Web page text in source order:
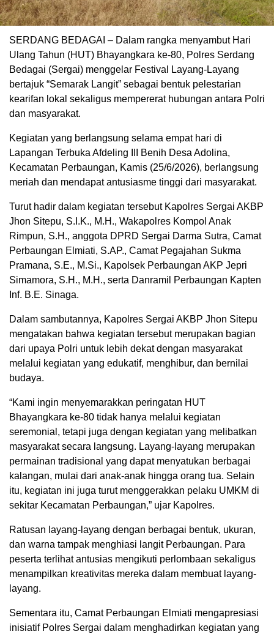
SERDANG BEDAGAI – Dalam rangka menyambut Hari
Ulang Tahun (HUT) Bhayangkara ke-80, Polres Serdang
Bedagai (Sergai) menggelar Festival Layang-Layang
bertajuk “Semarak Langit” sebagai bentuk pelestarian
kearifan lokal sekaligus mempererat hubungan antara Polri
dan masyarakat.
Kegiatan yang berlangsung selama empat hari di
Lapangan Terbuka Afdeling III Benih Desa Adolina,
Kecamatan Perbaungan, Kamis (25/6/2026), berlangsung
meriah dan mendapat antusiasme tinggi dari masyarakat.
Turut hadir dalam kegiatan tersebut Kapolres Sergai AKBP
Jhon Sitepu, S.I.K., M.H., Wakapolres Kompol Anak
Rimpun, S.H., anggota DPRD Sergai Darma Sutra, Camat
Perbaungan Elmiati, S.AP., Camat Pegajahan Sukma
Pramana, S.E., M.Si., Kapolsek Perbaungan AKP Jepri
Simamora, S.H., M.H., serta Danramil Perbaungan Kapten
Inf. B.E. Sinaga.
Dalam sambutannya, Kapolres Sergai AKBP Jhon Sitepu
mengatakan bahwa kegiatan tersebut merupakan bagian
dari upaya Polri untuk lebih dekat dengan masyarakat
melalui kegiatan yang edukatif, menghibur, dan bernilai
budaya.
“Kami ingin menyemarakkan peringatan HUT
Bhayangkara ke-80 tidak hanya melalui kegiatan
seremonial, tetapi juga dengan kegiatan yang melibatkan
masyarakat secara langsung. Layang-layang merupakan
permainan tradisional yang dapat menyatukan berbagai
kalangan, mulai dari anak-anak hingga orang tua. Selain
itu, kegiatan ini juga turut menggerakkan pelaku UMKM di
sekitar Kecamatan Perbaungan,” ujar Kapolres.
Ratusan layang-layang dengan berbagai bentuk, ukuran,
dan warna tampak menghiasi langit Perbaungan. Para
peserta terlihat antusias mengikuti perlombaan sekaligus
menampilkan kreativitas mereka dalam membuat layang-
layang.
Sementara itu, Camat Perbaungan Elmiati mengapresiasi
inisiatif Polres Sergai dalam menghadirkan kegiatan yang